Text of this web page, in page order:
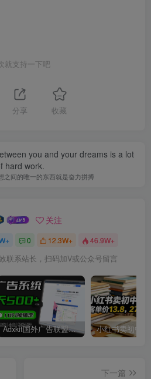
就支持一下吧
分享 收藏
you and your dreams is a lot
hard work.
之间的唯一的东西就是奋力拼搏
关注
0 12.3W+ 46.9W+
联系站长，扫码加V或公众号留言
Adxkit国外广告联盟系统，一天上500+广告，让你的投放更加高效简单！
下一篇